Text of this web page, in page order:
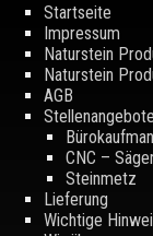
Startseite
Impressum
Naturstein
Naturstein
AGB
Stellenangebote
CNC –
Steinmetz
Lieferung
Wichtige